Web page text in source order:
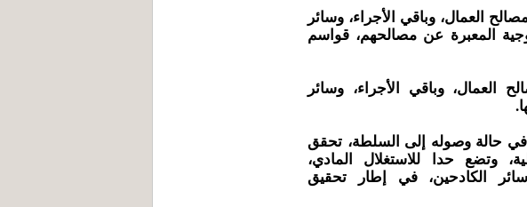
العمال، وباقي الأجراء، وسائر
المعبرة عن مصالحهم، قواسم
العمال، وباقي الأجراء، وسائر
في حالة وصوله إلى السلطة، تحقق
وتضع حدا للاستغلال المادي،
الكادحين، في إطار تحقيق